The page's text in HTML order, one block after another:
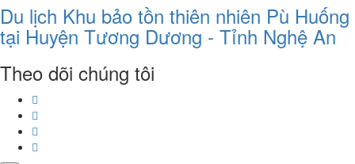
Du lịch Khu bảo tồn thiên nhiên Pù Huống
tại Huyện Tương Dương - Tỉnh Nghệ An
Theo dõi chúng tôi